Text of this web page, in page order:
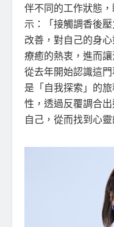
伴不同的工作狀態
示：「接觸調香後
改善，對自己的身
療癒的熱衷，進而
從去年開始認識這
是「自我探索」的
性，透過反覆調合
自己，從而找到心靈